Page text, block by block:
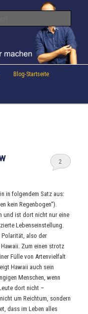
Kirchner
Blog-Startseite
2
in folgendem Satz aus:
kein Regenbogen“).
und ist dort nicht nur eine
Lebenseinstellung.
Polarität, also der
Zum einen strotz
Fülle von Artenvielfalt
Hawaii auch sein
Menschen, wenn
dort nicht –
um Reichtum, sondern
dass im Leben alles